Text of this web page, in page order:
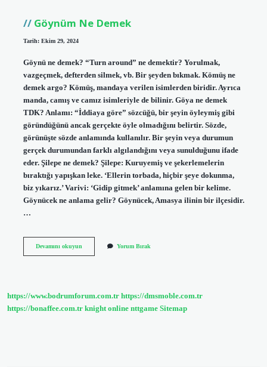
Göynüm Ne Demek
Tarih: Ekim 29, 2024
Göynü ne demek? “Turn around” ne demektir? Yorulmak,
vazgeçmek, defterden silmek, vb. Bir şeyden bıkmak. Kömüş ne
demek argo? Kömüş, mandaya verilen isimlerden biridir. Ayrıca
manda, camış ve camız isimleriyle de bilinir. Göya ne demek
TDK? Anlamı: “İddiaya göre” sözcüğü, bir şeyin öyleymiş gibi
göründüğünü ancak gerçekte öyle olmadığını belirtir. Sözde,
görünüşte sözde anlamında kullanılır. Bir şeyin veya durumun
gerçek durumundan farklı algılandığını veya sunulduğunu ifade
eder. Şilepe ne demek? Şilepe: Kuruyemiş ve şekerlemelerin
bıraktığı yapışkan leke. ‘Ellerin torbada, hiçbir şeye dokunma,
biz yıkarız.’ Varivi: ‘Gidip gitmek’ anlamına gelen bir kelime.
Göynücek ne anlama gelir? Göynücek, Amasya ilinin bir ilçesidir.
…
Devamını okuyunGöynüm
Yorum Bırak
https://www.bodrumforum.com.tr https://dmsmoble.com.tr
https://bonaffee.com.tr knight online nttgame Sitemap